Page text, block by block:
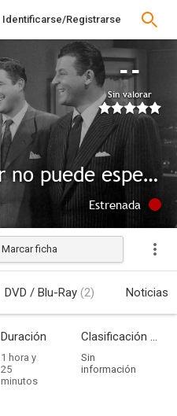
Identificarse/Registrarse
--
Sin valorar
El amor no puede esperar
Estrenada
Marcar ficha
DVD / Blu-Ray (2) Noticias
Duración
1 hora y
25
minutos
Clasificación por edades
Sin
información